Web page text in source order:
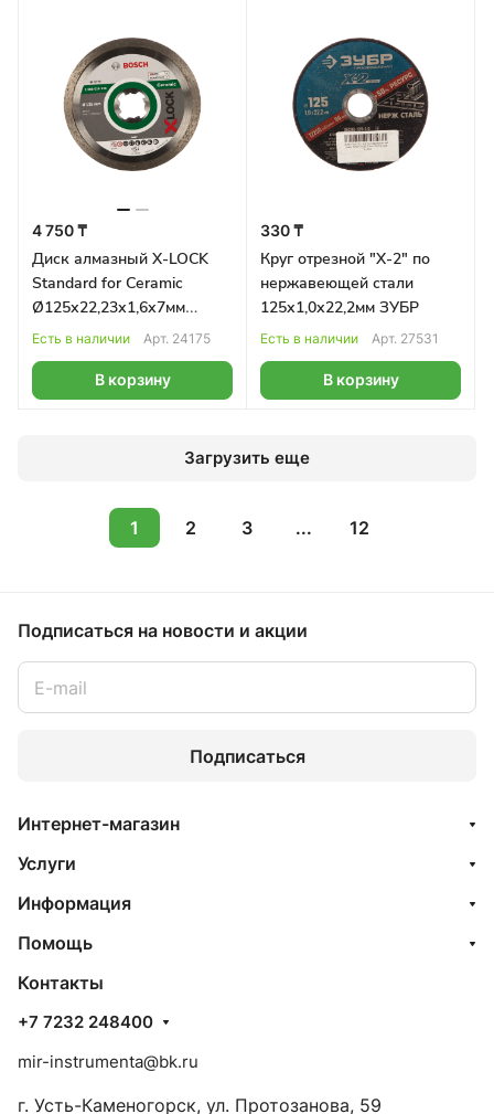
4 750 ₸
Диск алмазный X-LOCK
Standard for Ceramic
Ø125х22,23х1,6х7мм
BOSCH
Есть в наличии Арт. 24175
В корзину
330 ₸
Круг отрезной "Х-2" по
нержавеющей стали
125х1,0х22,2мм ЗУБР
Есть в наличии Арт. 27531
В корзину
Загрузить еще
1 2 3 ... 12
Подписаться на новости и акции
Подписаться
Интернет-магазин
Услуги
Информация
Помощь
Контакты
+7 7232 248400
mir-instrumenta@bk.ru
г. Усть-Каменогорск, ул. Протозанова, 59